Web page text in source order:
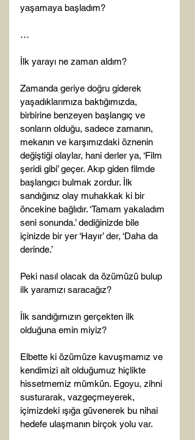
yaşamaya başladım?
…
İlk yarayı ne zaman aldım?
Zamanda geriye doğru giderek
yaşadıklarımıza baktığımızda,
birbirine benzeyen başlangıç ve
sonların olduğu, sadece zamanın,
mekanın ve karşımızdaki öznenin
değiştiği olaylar, hani derler ya, ‘Film
şeridi gibi’ geçer. Akıp giden filmde
başlangıcı bulmak zordur. İlk
sandığınız olay muhakkak ki bir
öncekine bağlıdır. ‘Tamam yakaladım
seni sonunda.’ dediğinizde bile
içinizde bir yer ‘Hayır’ der, ‘Daha da
derinde.’
Peki nasıl olacak da özümüzü bulup
ilk yaramızı saracağız?
İlk sandığımızın gerçekten ilk
olduğuna emin miyiz?
Elbette ki özümüze kavuşmamız ve
kendimizi ait olduğumuz hiçlikte
hissetmemiz mümkün. Egoyu, zihni
susturarak, vazgeçmeyerek,
içimizdeki ışığa güvenerek bu nihai
hedefe ulaşmanın birçok yolu var.